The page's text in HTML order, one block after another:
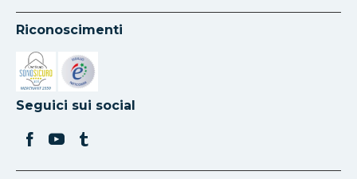
Riconoscimenti
Si apre in una nuova scheda
Si apre in una nuova scheda
Seguici sui social